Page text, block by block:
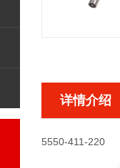
详情介绍
5550-411-220